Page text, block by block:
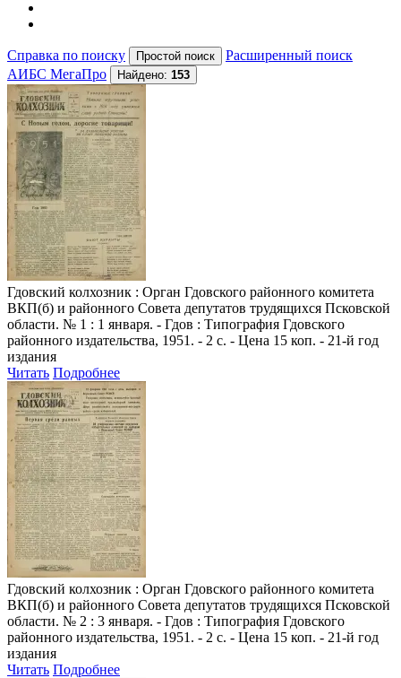
Справка по поиску
Расширенный поиск
АИБС МегаПро
Найдено: 153
Гдовский колхозник : Орган Гдовского районного комитета
ВКП(б) и районного Совета депутатов трудящихся Псковской
области. № 1 : 1 января. - Гдов : Типография Гдовского
районного издательства, 1951. - 2 с. - Цена 15 коп. - 21-й год
издания
Читать Подробнее
Гдовский колхозник : Орган Гдовского районного комитета
ВКП(б) и районного Совета депутатов трудящихся Псковской
области. № 2 : 3 января. - Гдов : Типография Гдовского
районного издательства, 1951. - 2 с. - Цена 15 коп. - 21-й год
издания
Читать Подробнее